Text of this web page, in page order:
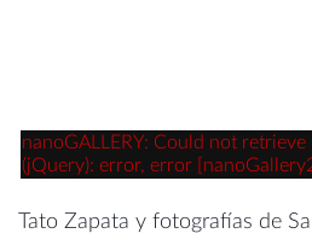
nanoGALLERY: Could not
(jQuery): error, error
Tato Zapata y fotografías de